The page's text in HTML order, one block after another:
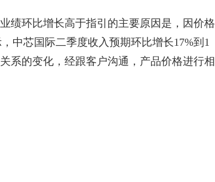
绩环比增长高于指引的主要原因是，因价格
中芯国际二季度收入预期环比增长17%到1
系的变化，经跟客户沟通，产品价格进行相